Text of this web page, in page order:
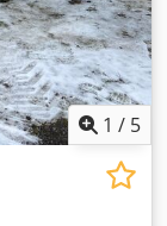
1 / 5